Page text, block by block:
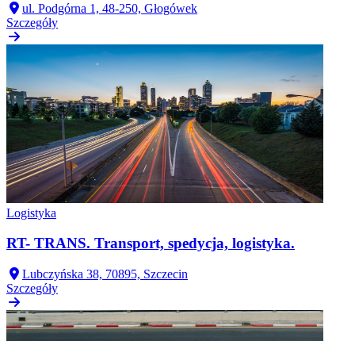
ul. Podgórna 1, 48-250, Głogówek
Szczegóły
Logistyka
RT- TRANS. Transport, spedycja, logistyka.
Lubczyńska 38, 70895, Szczecin
Szczegóły